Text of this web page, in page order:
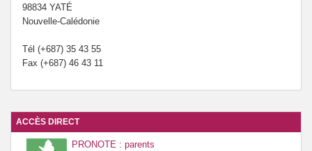
98834 YATÉ
Nouvelle-Calédonie
Tél (+687) 35 43 55
Fax (+687) 46 43 11
ACCÈS DIRECT
PRONOTE : parents